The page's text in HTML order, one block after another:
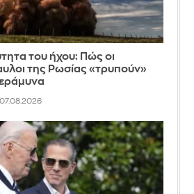
του ήχου: Πώς οι
της Ρωσίας «τρυπούν»